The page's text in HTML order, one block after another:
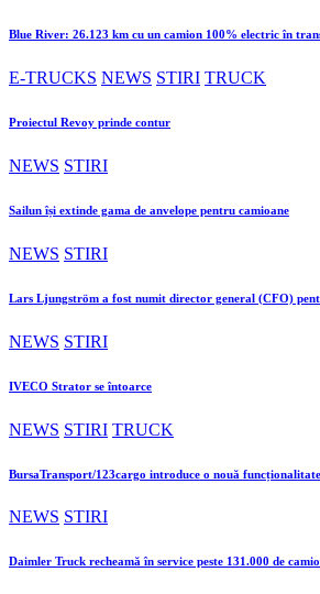
Blue River: 26.123 km cu un camion 100% electric în
E-TRUCKS NEWS STIRI TRUCK
Proiectul Revoy prinde contur
NEWS STIRI
Sailun își extinde gama de anvelope pentru camioane
NEWS STIRI
Lars Ljungström a fost numit director general (CFO)
NEWS STIRI
IVECO Strator se întoarce
NEWS STIRI TRUCK
BursaTransport/123cargo introduce o nouă funcționalitate
NEWS STIRI
Daimler Truck recheamă în service peste 131.000 de